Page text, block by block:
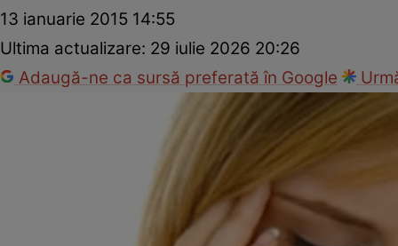
13 ianuarie 2015 14:55
Ultima actualizare: 29 iulie 2026 20:26
Adaugă-ne ca sursă preferată în Google